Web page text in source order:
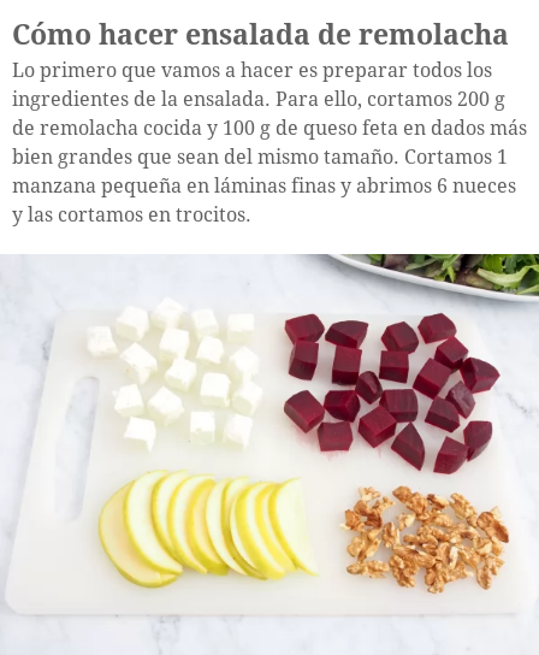
Cómo hacer ensalada de remolacha
Lo primero que vamos a hacer es preparar todos los
ingredientes de la ensalada. Para ello, cortamos 200 g
de remolacha cocida y 100 g de queso feta en dados más
bien grandes que sean del mismo tamaño. Cortamos 1
manzana pequeña en láminas finas y abrimos 6 nueces
y las cortamos en trocitos.